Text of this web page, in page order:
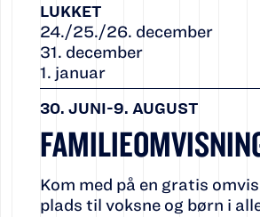
LUKKET
24./25./26. december
31. december
1. januar
30. JUNI-9. AUGUST
Kom med på en gratis
plads til voksne og børn i